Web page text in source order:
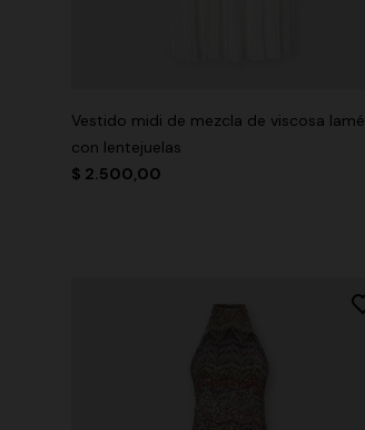
Vestido midi de mezcla de viscosa lamé
con lentejuelas
$ 2.500,00